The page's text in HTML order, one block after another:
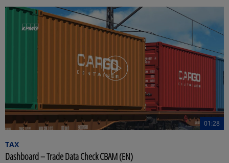
01:28
TAX
Dashboard – Trade Data Check CBAM (EN)